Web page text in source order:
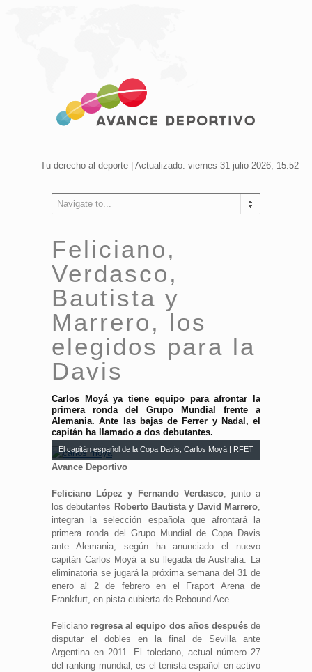
Tu derecho al deporte | Actualizado: viernes 31 julio 2026, 15:52
Navigate to...
Feliciano,
Verdasco,
Bautista y
Marrero, los
elegidos para la
Davis
Carlos Moyá ya tiene equipo para afrontar la
primera ronda del Grupo Mundial frente a
Alemania. Ante las bajas de Ferrer y Nadal, el
capitán ha llamado a dos debutantes.
El capitán español de la Copa Davis, Carlos Moyá | RFET
Avance Deportivo
Feliciano López y Fernando Verdasco, junto a
los debutantes Roberto Bautista y David Marrero,
integran la selección española que afrontará la
primera ronda del Grupo Mundial de Copa Davis
ante Alemania, según ha anunciado el nuevo
capitán Carlos Moyá a su llegada de Australia. La
eliminatoria se jugará la próxima semana del 31 de
enero al 2 de febrero en el Fraport Arena de
Frankfurt, en pista cubierta de Rebound Ace.
Feliciano regresa al equipo dos años despuésde
disputar el dobles en la final de Sevilla ante
Argentina en 2011. El toledano, actual número 27
del ranking mundial, es el tenista español en activo